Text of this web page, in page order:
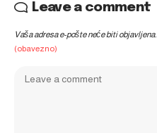
Leave a comment
Vaša adresa e-pošte neće biti objavljena.
(obavezno)